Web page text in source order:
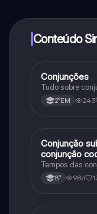
Conteúdo
Português
Conjunções
Tudo sobre
2°EM 243
Português
Conjunção
conjunção
Tempos das
8° 986